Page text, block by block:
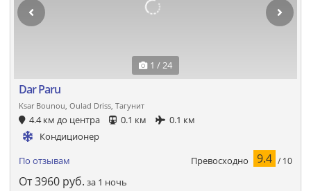
1 / 24
Dar Paru
Ksar Bounou, Oulad Driss, Тагунит
4.4 км до центра 0.1 км
0.1 км
Кондиционер
По отзывам Превосходно 9.4 / 10
От3960 руб. за 1 ночь